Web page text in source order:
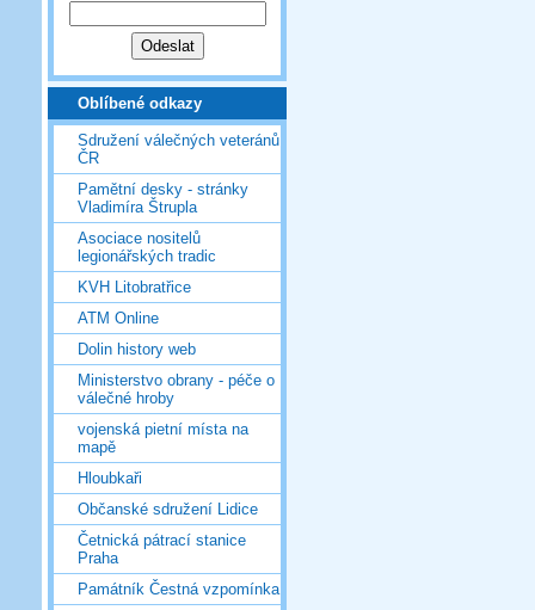
Oblíbené odkazy
Sdružení válečných veteránů
ČR
Pamětní desky - stránky
Vladimíra Štrupla
Asociace nositelů
legionářských tradic
KVH Litobratřice
ATM Online
Dolin history web
Ministerstvo obrany - péče o
válečné hroby
vojenská pietní místa na
mapě
Hloubkaři
Občanské sdružení Lidice
Četnická pátrací stanice
Praha
Památník Čestná vzpomínka